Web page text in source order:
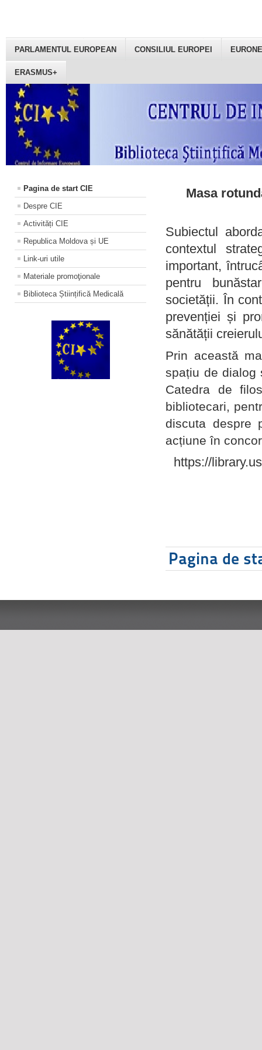
PARLAMENTUL EUROPEAN CONSILIUL EUROPEI
ERASMUS+
Pagina de start CIE
Despre CIE
Activități CIE
Republica Moldova și UE
Link-uri utile
Materiale promoţionale
Biblioteca Științifică Medicală
Masa
Subiectul
contextul
important,
pentru
societății. În
prevenției și
sănătății
Prin această
spațiu de dialog
Catedra de
bibliotecari,
discuta despre
acțiune în
https://
Pagina de